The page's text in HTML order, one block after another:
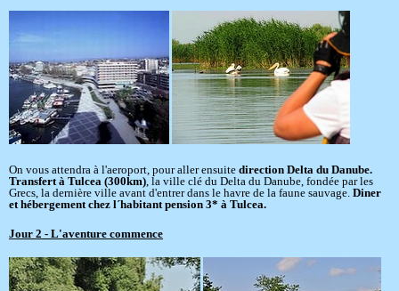
On vous attendra à l'aeroport, pour aller ensuite direction Delta du Danube.
Transfert à Tulcea (300km), la ville clé du Delta du Danube, fondée par les
Grecs, la dernière ville avant d'entrer dans le havre de la faune sauvage. Diner
et hébergement chez l´habitant pension 3* à Tulcea.
Jour 2 - L'aventure commence